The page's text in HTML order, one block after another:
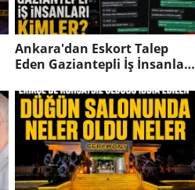
Ankara'dan Eskort Talep
Eden Gaziantepli İş İnsanları